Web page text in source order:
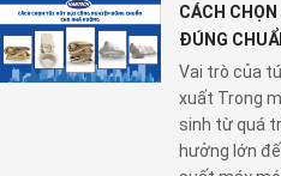
CÁCH
ĐÚNG
Vai trò của
xuất Trong
sinh từ quá
hưởng lớn